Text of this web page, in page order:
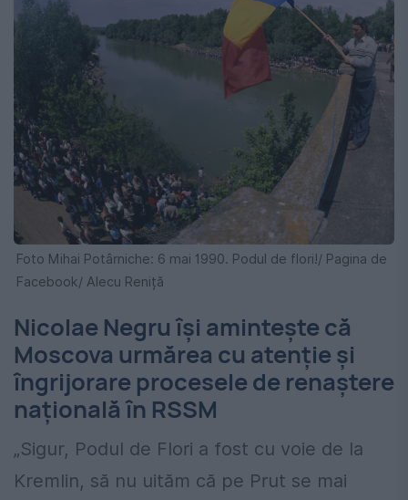
Foto Mihai Potârniche: 6 mai 1990. Podul de flori!/ Pagina de
Facebook/ Alecu Reniță
Nicolae Negru își amintește că
Moscova urmărea cu atenție și
îngrijorare procesele de renaștere
națională în RSSM
„Sigur, Podul de Flori a fost cu voie de la
Kremlin, să nu uităm că pe Prut se mai